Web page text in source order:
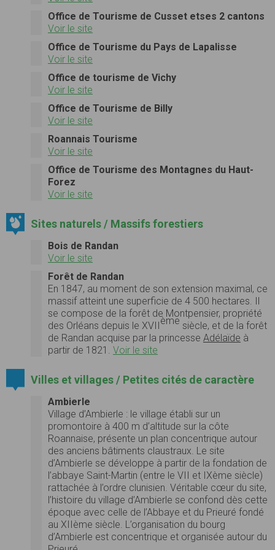
Office de Tourisme de Cusset etses 2 cantons
Voir le site
Office de Tourisme du Pays de Lapalisse
Voir le site
Office de tourisme de Vichy
Voir le site
Office de Tourisme de Billy
Voir le site
Roannais Tourisme
Voir le site
Office de Tourisme des Montagnes du Haut-
Forez
Voir le site
Sites naturels / Massifs forestiers
Bois de Randan
Voir le site
Forêt de Randan
En 1847, au moment de son extension maximal, ce
massif atteint une superficie de 4 500 hectares. Il
se compose de la forêt de Montpensier, propriété
des Orléans depuis le XVIIème siècle, et de la forêt
de Randan acquise par la princesse Adélaïde à
partir de 1821. Voir le site
Villes et villages / Petites cités de caractère
Ambierle
Village d’Ambierle : le village établi sur un
promontoire à 400 m d’altitude sur la côte
Roannaise, présente un plan concentrique autour
des anciens bâtiments claustraux. Le site
d’Ambierle se développe à partir de la fondation de
l’abbaye Saint-Martin (entre le VII et IXème siècle)
rattachée à l’ordre clunisien. Véritable cœur du site,
l’histoire du village d’Ambierle se confond dès cette
époque avec celle de l’Abbaye et du Prieuré fondé
au XIIème siècle. L’organisation du bourg
d’Ambierle est concentrique et organisée autour du